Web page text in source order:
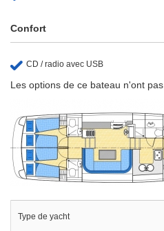
Confort
CD / radio avec USB
Les options de ce bateau n'ont
Type de yacht